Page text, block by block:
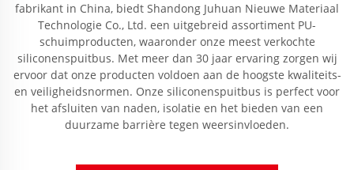
fabrikant in China, biedt Shandong Juhuan Nieuwe Materiaal
Technologie Co., Ltd. een uitgebreid assortiment PU-
schuimproducten, waaronder onze meest verkochte
siliconenspuitbus. Met meer dan 30 jaar ervaring zorgen wij
ervoor dat onze producten voldoen aan de hoogste kwaliteits-
en veiligheidsnormen. Onze siliconenspuitbus is perfect voor
het afsluiten van naden, isolatie en het bieden van een
duurzame barrière tegen weersinvloeden.